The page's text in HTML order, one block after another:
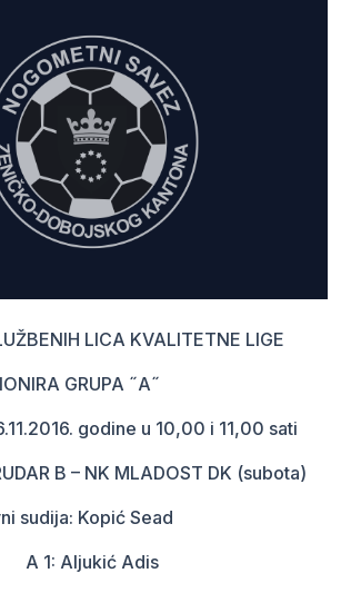
LICA KVALITETNE LIGE
GRUPA ˝A˝
godine u 10,00 i 11,00 sati
B – NK MLADOST DK (subota)
Kopić Sead
Adis